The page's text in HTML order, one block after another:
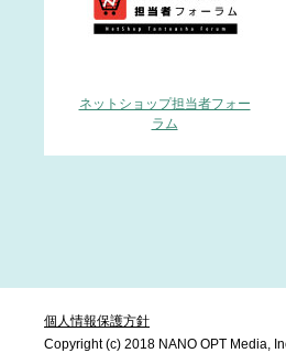
ネットショップ担当者フォー
ラム
個人情報保護方針
Copyright (c) 2018 NANO OPT Media,